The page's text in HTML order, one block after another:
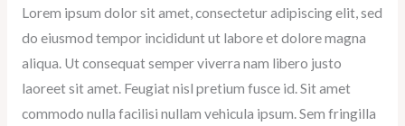
Lorem ipsum dolor sit amet, consectetur adipiscing elit, sed
do eiusmod tempor incididunt ut labore et dolore magna
aliqua. Ut consequat semper viverra nam libero justo
laoreet sit amet. Feugiat nisl pretium fusce id. Sit amet
commodo nulla facilisi nullam vehicula ipsum. Sem fringilla